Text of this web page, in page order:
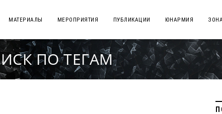
МАТЕРИАЛЫ МЕРОПРИЯТИЯ ПУБЛИКАЦИИ ЮНАРМИЯ
ПО ТЕГАМ